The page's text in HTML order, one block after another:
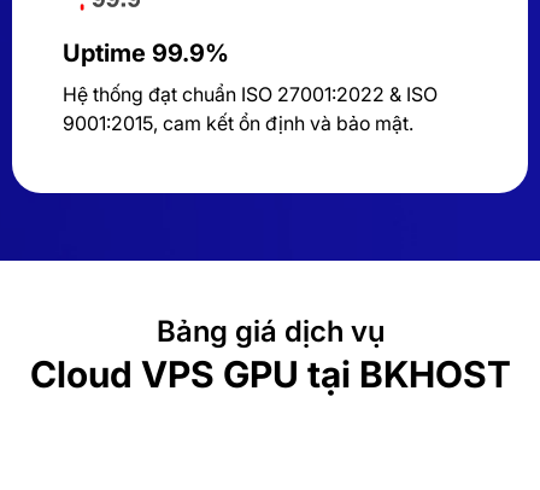
Uptime 99.9%
Hệ thống đạt chuẩn ISO 27001:2022 & ISO
9001:2015, cam kết ổn định và bảo mật.
Bảng giá dịch vụ
Cloud VPS GPU tại BKHOST